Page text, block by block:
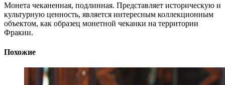
Монета чеканенная, подлинная. Представляет историческую и
культурную ценность, является интересным коллекционным
объектом, как образец монетной чеканки на территории
Фракии.
Похожие